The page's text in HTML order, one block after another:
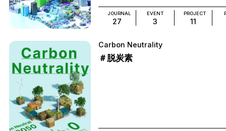
JOURNAL
27
EVENT
3
PROJECT
11
Carbon Neutrality
＃脱炭素